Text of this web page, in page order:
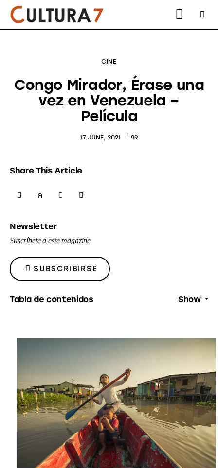
instagramfacebookyoutube2twitter-
CINE
Congo Mirador, Érase una
vez en Venezuela –
Película
17 JUNE, 2021 99
Share This Article
SHARE
FACEBOOK
SHARE
X
SHARECOPY
Newsletter
Suscríbete a este magazine
SUBSCRIBIRSE
Tabla de contenidos Show